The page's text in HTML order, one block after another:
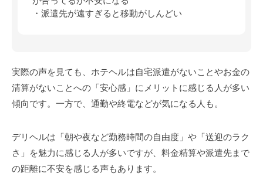
・派遣先が遠すぎると移動がしんどい
実際の声を見ても、ホテヘルは自宅派遣がないことやお金の
清算がないことへの「安心感」にメリットに感じる人が多い
傾向です。一方で、通勤や終電などが気になる人も。
デリヘルは「朝や夜など勤務時間の自由度」や「送迎のラク
さ」を魅力に感じる人が多いですが、料金精算や派遣先まで
の距離に不安を感じる声もあります。